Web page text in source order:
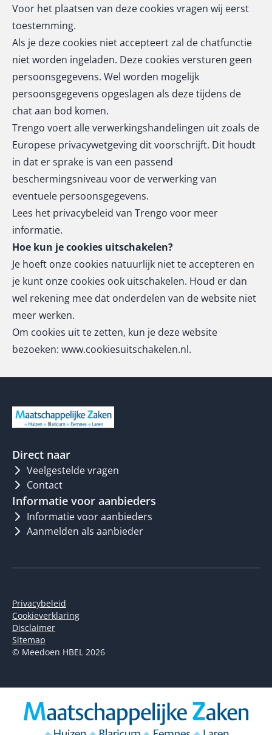
Voor het plaatsen van deze cookies vragen wij eerst
toestemming.
Als je deze cookies niet accepteert zal de chatfunctie
niet worden ingeladen. Deze cookies versturen geen
persoonsgegevens. Wel worden mogelijk
persoonsgegevens opgeslagen als deze tijdens de
chat aan bod komen.
Trengo voert alle verwerkingshandelingen uit zoals de
Europese privacywetgeving dit voorschrijft. Dit houdt
in dat er sprake is van een passend
beschermingsniveau voor de verwerking van
eventuele persoonsgegevens.
Lees het privacybeleid van Trengo voor meer
informatie.
Hoe kun je cookies uitschakelen?
Je hoeft onze cookies natuurlijk niet te accepteren en
je kunt onze cookies ook uitschakelen. Houd er dan
wel rekening mee dat onderdelen van de website niet
meer werken.
Om cookies uit te zetten, kun je deze website
bezoeken: www.cookiesuitschakelen.nl.
Direct naar
Veelgestelde vragen
Contact
Informatie voor aanbieders
Informatie voor aanbieders
Aanmelden als aanbieder
Privacybeleid
Cookieverklaring
Disclaimer
Sitemap
© Meedoen HBEL 2026